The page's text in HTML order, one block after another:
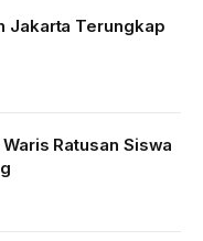
Jakarta Terungkap
Ratusan Siswa